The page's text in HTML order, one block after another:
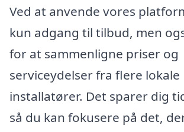
Ved at anvende vores
kun adgang til tilbud, men
for at sammenligne priser og
serviceydelser fra flere lokale
installatører. Det sparer dig
så du kan fokusere på det,